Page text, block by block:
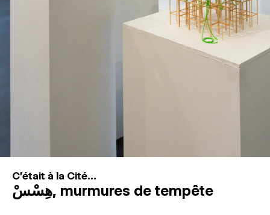
C'était à la Cité...
هِسْسْ, murmures de tempête